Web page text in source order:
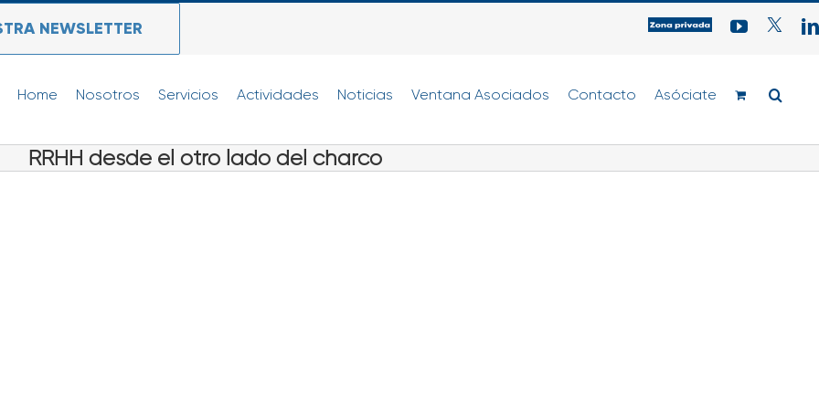
NEWSLETTER
Acceso
Asociados
YouTube
Twitter
Home Nosotros Servicios Actividades Noticias Ventana Asociados Contacto Asóciate
RRHH desde el otro lado del charco